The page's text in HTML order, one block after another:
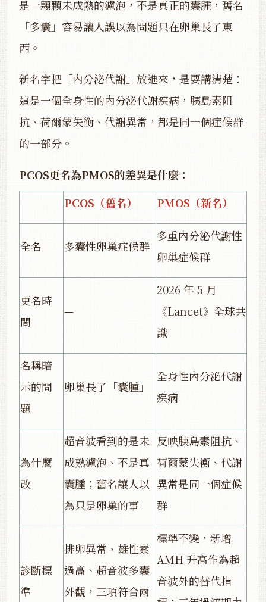
是一顆顆未成熟的濾泡，不是真正的囊腫，舊名
「多囊」容易讓人誤以為問題只在卵巢長了東
西。
新名字把「內分泌代謝」放進來，是要講清楚：
這是一個全身性的內分泌代謝疾病，胰島素阻
抗、荷爾蒙失衡、代謝異常，都是同一個症候群
的一部分。
PCOS更名為PMOS的差異是什麼：
PCOS（舊名）
PMOS（新名）
全名 多囊性卵巢症候群
多重內分泌代謝性
卵巢症候群
更名時
間
—
2026 年 5 月
《Lancet》全球共
識
名稱暗
示的問
題
卵巢長了「囊腫」
全身性內分泌代謝
疾病
為什麼
改
超音波看到的是未
成熟濾泡、不是真
囊腫；舊名讓人以
為只是卵巢的事
反映胰島素阻抗、
荷爾蒙失衡、代謝
異常是同一個症候
群
診斷標
準
排卵異常、雄性素
過高、超音波多囊
外觀，三項符合兩
標準不變，新增
AMH 升高作為超
音波外的替代指